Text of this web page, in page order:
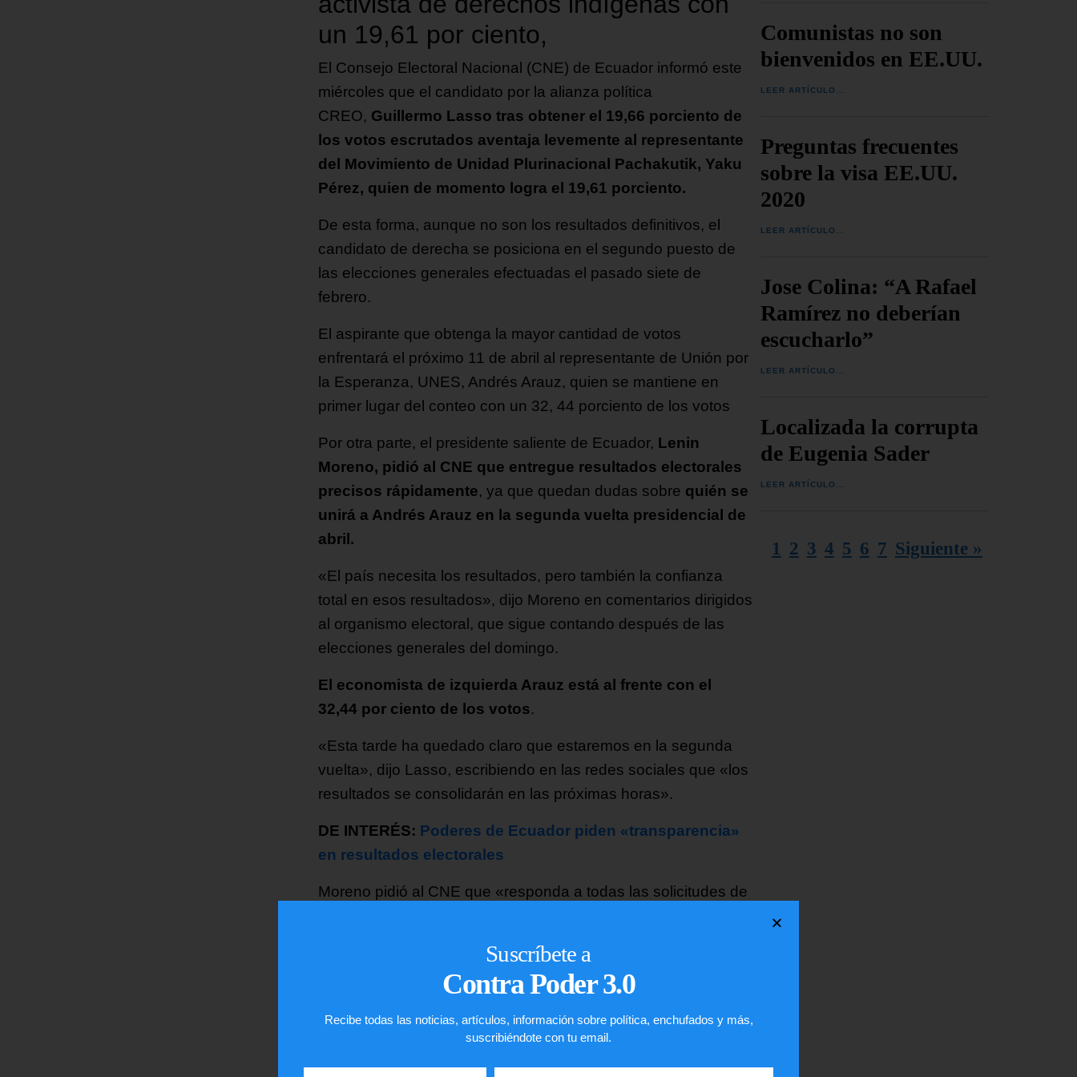
un 19,61 por ciento,
El Consejo Electoral Nacional (CNE) de Ecuador informó este
miércoles que el candidato por la alianza política
CREO, Guillermo Lasso tras obtener el 19,66 porciento de
los votos escrutados aventaja levemente al representante
del Movimiento de Unidad Plurinacional Pachakutik, Yaku
Pérez, quien de momento logra el 19,61 porciento.
De esta forma, aunque no son los resultados definitivos, el
candidato de derecha se posiciona en el segundo puesto de
las elecciones generales efectuadas el pasado siete de
febrero.
El aspirante que obtenga la mayor cantidad de votos
enfrentará el próximo 11 de abril al representante de Unión por
la Esperanza, UNES, Andrés Arauz, quien se mantiene en
primer lugar del conteo con un 32, 44 porciento de los votos
Por otra parte, el presidente saliente de Ecuador, Lenin
Moreno, pidió al CNE que entregue resultados electorales
precisos rápidamente, ya que quedan dudas sobre quién se
unirá a Andrés Arauz en la segunda vuelta presidencial de
abril.
«El país necesita los resultados, pero también la confianza
total en esos resultados», dijo Moreno en comentarios dirigidos
al organismo electoral, que sigue contando después de las
elecciones generales del domingo.
El economista de izquierda Arauz está al frente con el
32,44 por ciento de los votos.
«Esta tarde ha quedado claro que estaremos en la segunda
vuelta», dijo Lasso, escribiendo en las redes sociales que «los
resultados se consolidarán en las próximas horas».
DE INTERÉS: Poderes de Ecuador piden «transparencia»
en resultados electorales
Moreno pidió al CNE que «responda a todas las solicitudes de
La directora del CNE, Diana Atamaint, insistió en que el cuerpo
Pérez, de 51 años, abogado ambientalista, ya afirmó que se
Comunistas no son
bienvenidos en EE.UU.
LEER ARTÍCULO...
Preguntas frecuentes
sobre la visa EE.UU.
2020
LEER ARTÍCULO...
Jose Colina: “A Rafael
Ramírez no deberían
escucharlo”
LEER ARTÍCULO...
Localizada la corrupta
de Eugenia Sader
LEER ARTÍCULO...
1 2 3 4 5 6 7 Siguiente »
Suscríbete a
Contra Poder 3.0
Recibe todas las noticias, artículos, información sobre política, enchufados y más,
suscribiéndote con tu email.